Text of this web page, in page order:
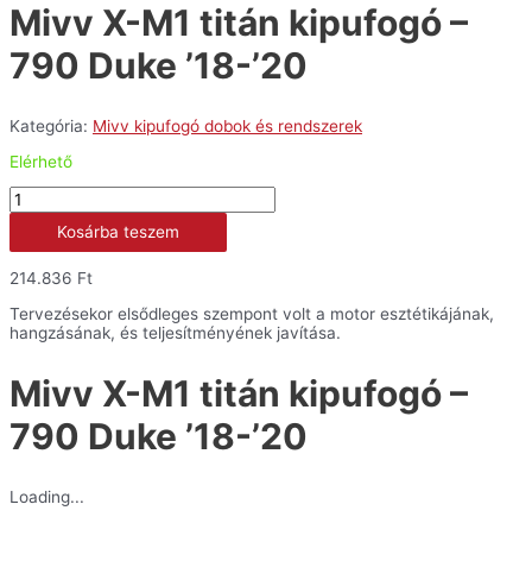
Mivv X-M1 titán kipufogó –
790 Duke ’18-’20
Kategória: Mivv kipufogó dobok és rendszerek
Elérhető
Mivv
X-
titán
kipufogó
-
790
Duke
mennyiség
Kosárba teszem
214.836 Ft
Tervezésekor elsődleges szempont volt a motor esztétikájának,
hangzásának, és teljesítményének javítása.
Mivv X-M1 titán kipufogó –
790 Duke ’18-’20
Loading...